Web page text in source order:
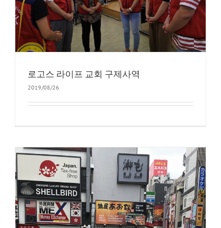
로고스 라이프 교회 구제사역
2019/08/26